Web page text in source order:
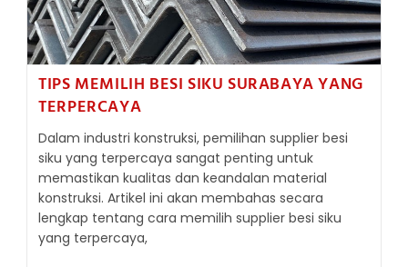
TIPS MEMILIH BESI SIKU SURABAYA YANG
TERPERCAYA
Dalam industri konstruksi, pemilihan supplier besi
siku yang terpercaya sangat penting untuk
memastikan kualitas dan keandalan material
konstruksi. Artikel ini akan membahas secara
lengkap tentang cara memilih supplier besi siku
yang terpercaya,